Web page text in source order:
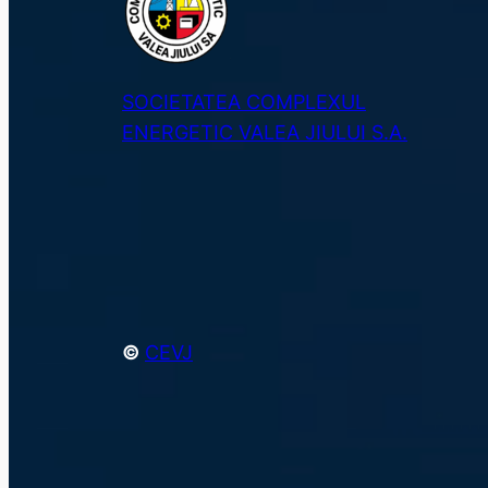
SOCIETATEA COMPLEXUL
ENERGETIC VALEA JIULUI S.A.
© CEVJ